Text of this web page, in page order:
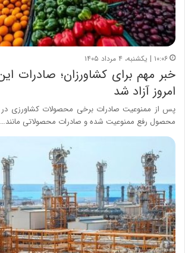
۱۰:۰۶ | یکشنبه، ۴ مرداد ۱۴۰۵
امروز آزاد شد
محصول رفع ممنوعیت شده و صادرات محصولاتی مانند…